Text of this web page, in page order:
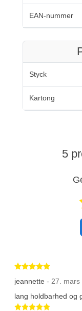
EAN-nummer
Styck
Kartong
5
Betygsatt
jeannette - 27. mars
lang holdbarhed og
Betygsatt